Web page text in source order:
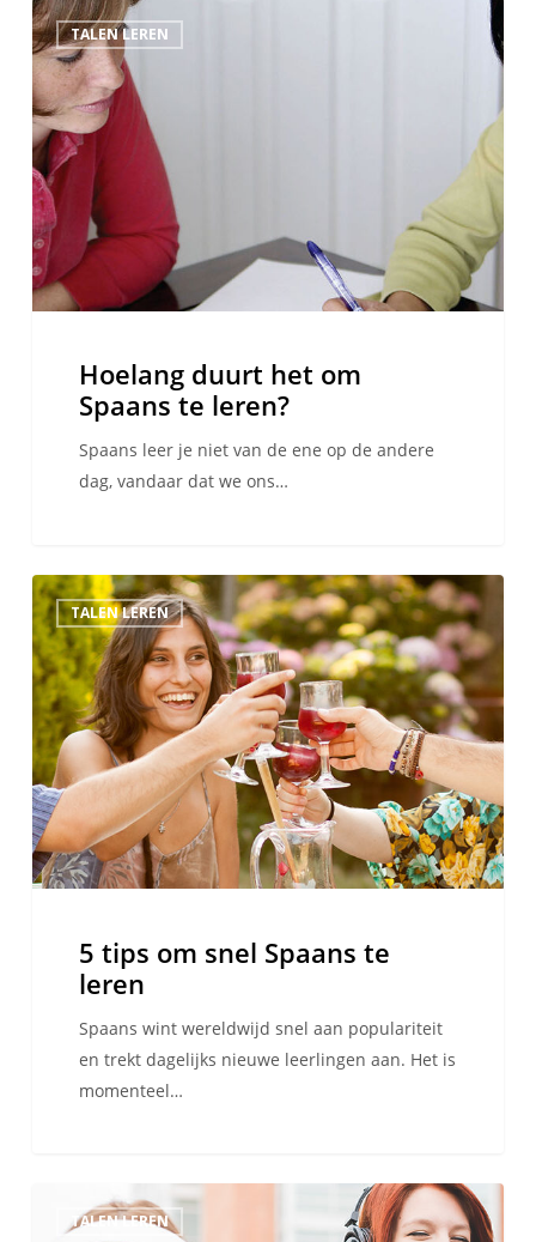
Hoelang
duurt
het
om
Spaans
te
leren?
TALEN LEREN
Hoelang duurt het om
Spaans te leren?
Spaans leer je niet van de ene op de andere
dag, vandaar dat we ons…
5
tips
om
snel
Spaans
te
leren
TALEN LEREN
5 tips om snel Spaans te
leren
Spaans wint wereldwijd snel aan populariteit
en trekt dagelijks nieuwe leerlingen aan. Het is
momenteel…
redenenTALEN LEREN